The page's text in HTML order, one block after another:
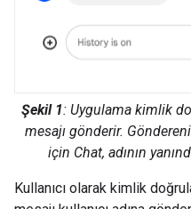
Şekil 1: Uygulama kimlik
mesajı gönderir.
için Chat, adının
Kullanıcı olarak kimlik